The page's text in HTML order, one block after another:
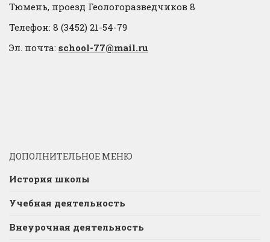
Тюмень, проезд Геологоразведчиков 8
Телефон: 8 (3452) 21-54-79
Эл. почта: school-77@mail.ru
ДОПОЛНИТЕЛЬНОЕ МЕНЮ
История школы
Учебная деятельность
Внеурочная деятельность